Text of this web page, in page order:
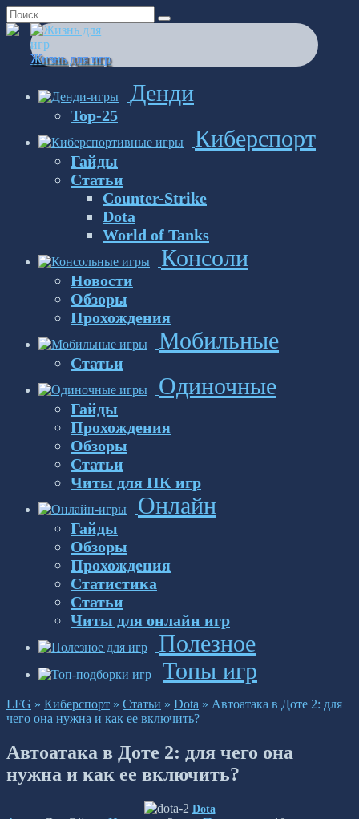
Перейти
к
содержанию
Search
for:
Жизнь для игр
Денди
Top-25
Киберспорт
Гайды
Статьи
Counter-Strike
Dota
World of Tanks
Консоли
Новости
Обзоры
Прохождения
Мобильные
Статьи
Одиночные
Гайды
Прохождения
Обзоры
Статьи
Читы для ПК игр
Онлайн
Гайды
Обзоры
Прохождения
Статистика
Статьи
Читы для онлайн игр
Полезное
Топы игр
LFG » Киберспорт » Статьи » Dota » Автоатака в Доте 2: для
чего она нужна и как ее включить?
Автоатака в Доте 2: для чего она
нужна и как ее включить?
Dota